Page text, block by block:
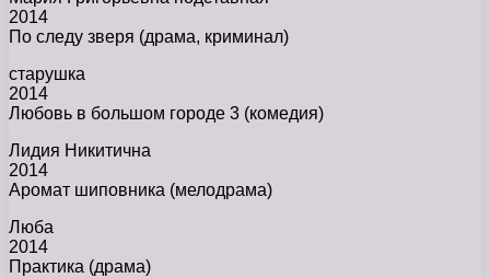
2014
По следу зверя (драма, криминал)
старушка
2014
Любовь в большом городе 3 (комедия)
Лидия Никитична
2014
Аромат шиповника (мелодрама)
Люба
2014
Практика (драма)